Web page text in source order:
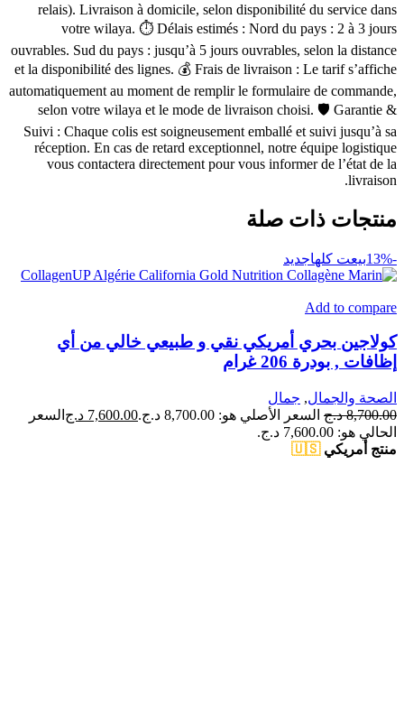
relais). Livraison à domicile, selon disponibilité du service dans
votre wilaya. ⏱ Délais estimés : Nord du pays : 2 à 3 jours
ouvrables. Sud du pays : jusqu’à 5 jours ouvrables, selon la distance
et la disponibilité des lignes. 💰 Frais de livraison : Le tarif s’affiche
automatiquement au moment de remplir le formulaire de commande,
selon votre wilaya et le mode de livraison choisi. 🛡 Garantie &
Suivi : Chaque colis est soigneusement emballé et suivi jusqu’à sa
réception. En cas de retard exceptionnel, notre équipe logistique
vous contactera directement pour vous informer de l’état de la
livraison.
منتجات ذات صلة
-13% بيعت كلهاجديد
Add to compare
كولاجين بحري أمريكي نقي و طبيعي خالي من أي
إظافات , بودرة 206 غرام
الصحة والجمال, جمال
8,700.00 د.ج السعر الأصلي هو: 8,700.00 د.ج. 7,600.00 د.ج السعر
الحالي هو: 7,600.00 د.ج.
منتج أمريكي 🇺🇸